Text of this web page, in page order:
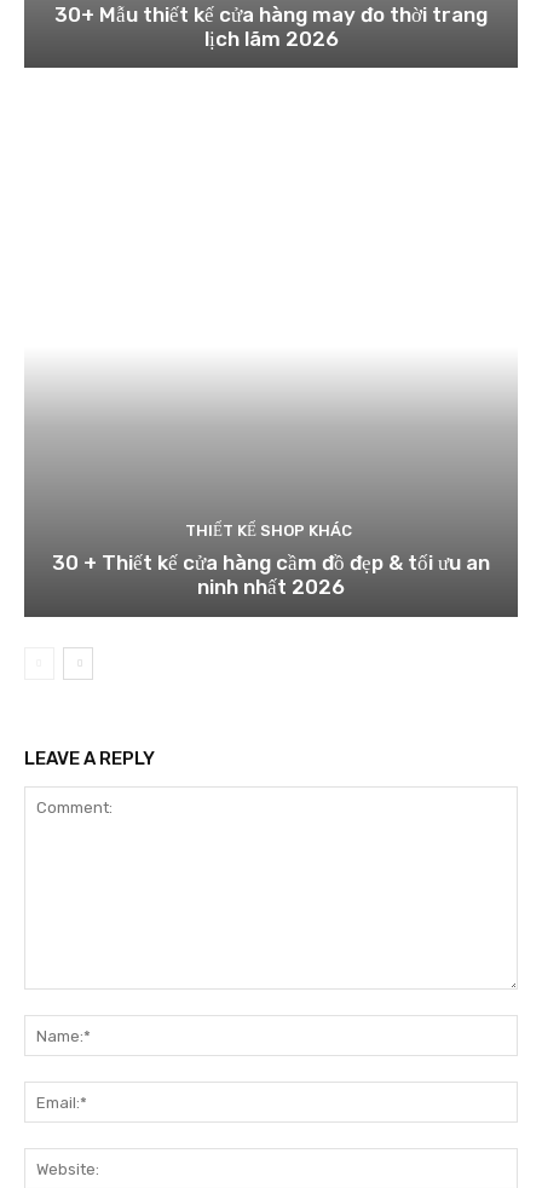
30+ Mẫu thiết kế cửa hàng may đo thời trang
lịch lãm 2026
THIẾT KẾ SHOP KHÁC
30 + Thiết kế cửa hàng cầm đồ đẹp & tối ưu an
ninh nhất 2026
LEAVE A REPLY